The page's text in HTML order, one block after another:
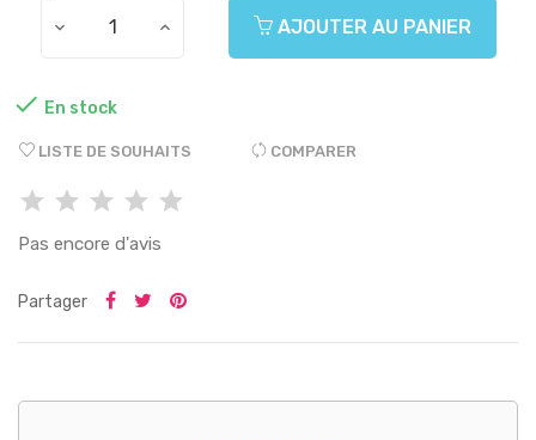
AJOUTER AU PANIER
 En stock
LISTE DE SOUHAITS COMPARER
Pas encore d'avis
Partager